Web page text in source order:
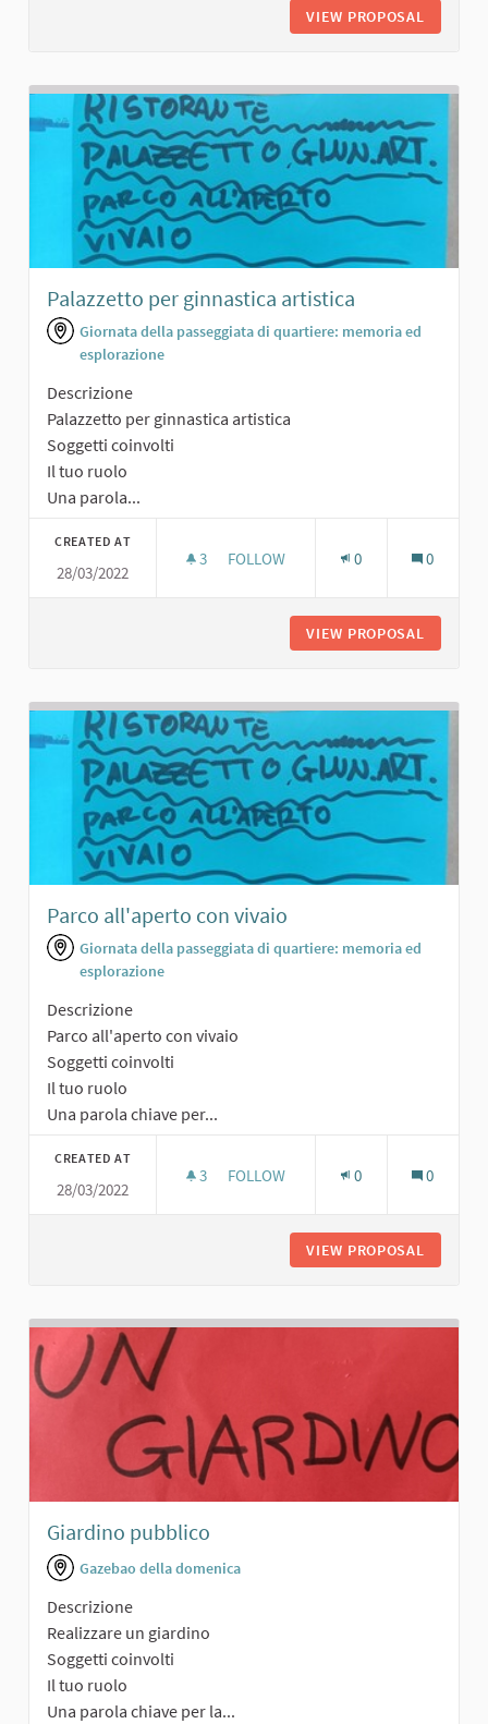
VIEW PROPOSAL
Palazzetto per ginnastica artistica
Giornata della passeggiata di quartiere: memoria ed
esplorazione
Descrizione
Palazzetto per ginnastica artistica
Soggetti coinvolti
Il tuo ruolo
Una parola...
CREATED AT
28/03/2022
3 3 FOLLOWERS
FOLLOW 0 0
VIEW PROPOSAL
Parco all'aperto con vivaio
Giornata della passeggiata di quartiere: memoria ed
esplorazione
Descrizione
Parco all'aperto con vivaio
Soggetti coinvolti
Il tuo ruolo
Una parola chiave per...
CREATED AT
28/03/2022
3 3 FOLLOWERS
FOLLOW 0 0
VIEW PROPOSAL
Giardino pubblico
Gazebao della domenica
Descrizione
Realizzare un giardino
Soggetti coinvolti
Il tuo ruolo
Una parola chiave per la...